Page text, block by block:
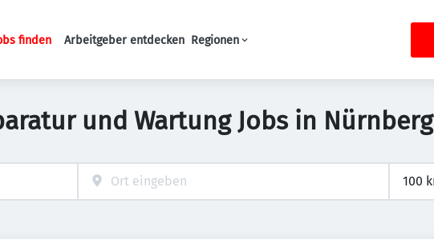
Haupt-Navigation
finden Arbeitgeber entdecken Regionen
und Wartung Jobs in Nürnberg